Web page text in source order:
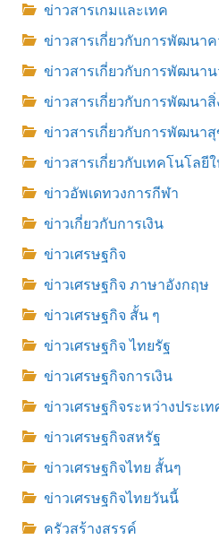
ข่าวสารเกมและเทค
ข่าวสารเกี่ยวกับการพัฒนาค
ข่าวสารเกี่ยวกับการพัฒนา
ข่าวสารเกี่ยวกับการพัฒนา
ข่าวสารเกี่ยวกับการพัฒนา
ข่าวสารเกี่ยวกับเทคโนโลยี
ข่าวอัพเดทวงการกีฬา
ข่าวเกี่ยวกับการเงิน
ข่าวเศรษฐกิจ
ข่าวเศรษฐกิจ ภาษาอังกฤษ
ข่าวเศรษฐกิจ สั้น ๆ
ข่าวเศรษฐกิจ ไทยรัฐ
ข่าวเศรษฐกิจการเงิน
ข่าวเศรษฐกิจระหว่างประเท
ข่าวเศรษฐกิจสหรัฐ
ข่าวเศรษฐกิจไทย สั้นๆ
ข่าวเศรษฐกิจไทยวันนี้
ครัวสร้างสรรค์